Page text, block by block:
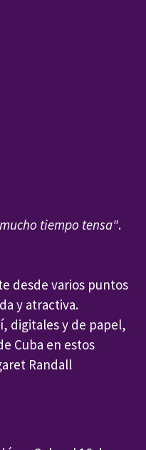
tiempo tensa".
desde varios puntos
y atractiva.
digitales y de papel,
Cuba en estos
Randall